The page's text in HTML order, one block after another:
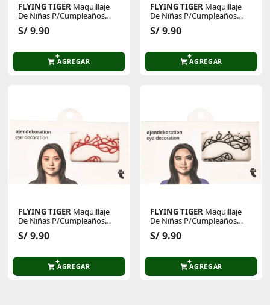
FLYING TIGER Maquillaje
De Niñas P/Cumpleaños
Y/O Halloween 2001608-B
S/ 9.90
AGREGAR
FLYING TIGER Maquillaje
De Niñas P/Cumpleaños
Y/O Halloween 2001608-B
S/ 9.90
AGREGAR
FLYING TIGER Maquillaje
De Niñas P/Cumpleaños
Y/O Halloween 2001608-A
S/ 9.90
AGREGAR
FLYING TIGER Maquillaje
De Niñas P/Cumpleaños
Y/O Halloween 2001608-A
S/ 9.90
AGREGAR